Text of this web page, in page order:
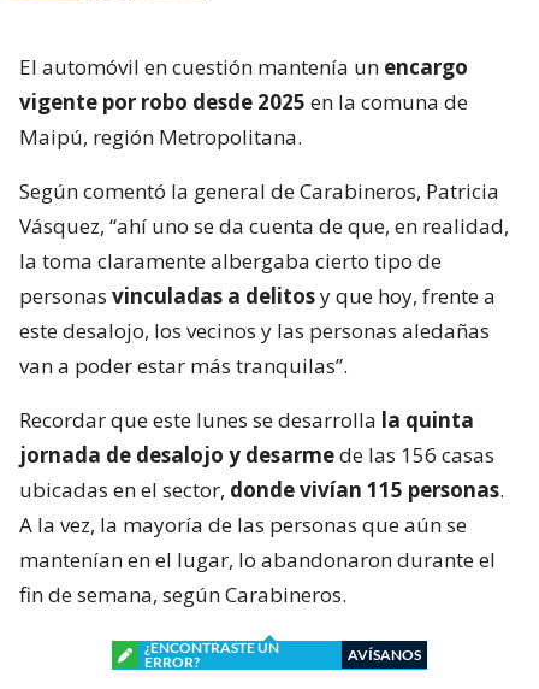
El automóvil en cuestión mantenía un encargo
vigente por robo desde 2025 en la comuna de
Maipú, región Metropolitana.
Según comentó la general de Carabineros, Patricia
Vásquez, “ahí uno se da cuenta de que, en realidad,
la toma claramente albergaba cierto tipo de
personas vinculadas a delitosy que hoy, frente a
este desalojo, los vecinos y las personas aledañas
van a poder estar más tranquilas”.
Recordar que este lunes se desarrolla la quinta
jornada de desalojo y desarmede las 156 casas
ubicadas en el sector, donde vivían 115 personas.
A la vez, la mayoría de las personas que aún se
mantenían en el lugar, lo abandonaron durante el
fin de semana, según Carabineros.
¿ENCONTRASTE UN
ERROR?
AVÍSANOS